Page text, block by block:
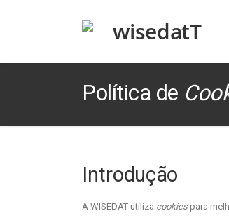
Política de
Introdução
A WISEDAT utiliza cookiespara